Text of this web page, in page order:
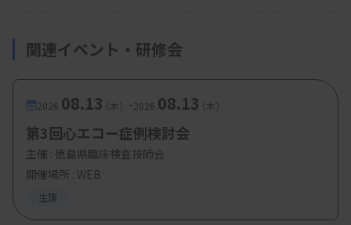
関連イベント・研修会
2026. 08.13（木） -2026. 08.13（木）
第3回心エコー症例検討会
主催 : 徳島県臨床検査技師会
開催場所 : WEB
生理